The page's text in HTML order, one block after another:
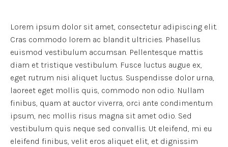
Lorem ipsum dolor sit amet, consectetur adipiscing elit.
Cras commodo lorem ac blandit ultricies. Phasellus
euismod vestibulum accumsan. Pellentesque mattis
diam et tristique vestibulum. Fusce luctus augue ex,
eget rutrum nisi aliquet luctus. Suspendisse dolor urna,
laoreet eget mollis quis, commodo non odio. Nullam
finibus, quam at auctor viverra, orci ante condimentum
ipsum, nec mollis risus magna sit amet odio. Sed
vestibulum quis neque sed convallis. Ut eleifend, mi eu
eleifend finibus, velit eros aliquet elit, et dignissim